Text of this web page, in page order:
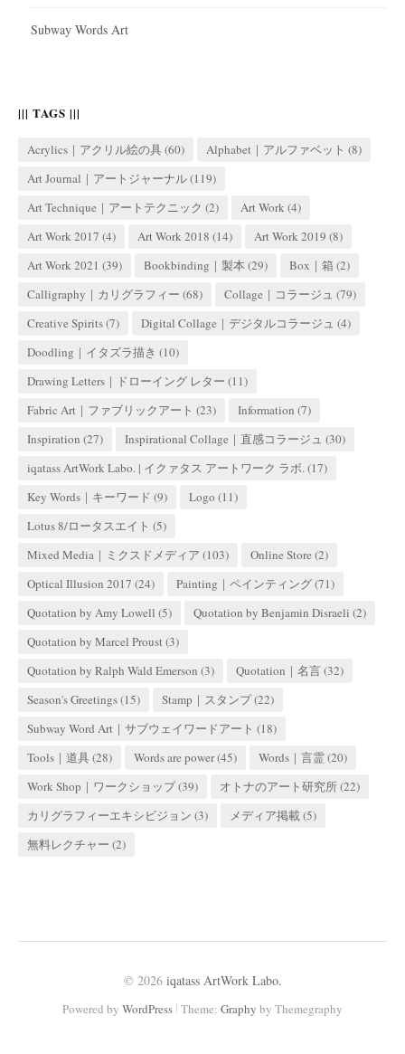
Subway Words Art
||| TAGS |||
Acrylics｜アクリル絵の具(60) Alphabet｜アルファベット (8)
Art Journal｜アートジャーナル(119)
Art Technique｜アートテクニック (2) Art Work(4)
Art Work 2017 (4) Art Work 2018 (14) Art Work 2019 (8)
Art Work 2021 (39) Bookbinding｜製本 (29) Box｜箱 (2)
Calligraphy｜カリグラフィー (68) Collage｜コラージュ (79)
Creative Spirits(7) Digital Collage｜デジタルコラージュ (4)
Doodling｜イタズラ描き (10)
Drawing Letters｜ドローイング レター (11)
Fabric Art｜ファブリックアート (23) Information (7)
Inspiration (27) Inspirational Collage｜直感コラージュ (30)
iqatass ArtWork Labo. | イクァタス アートワーク ラボ.(17)
Key Words｜キーワード (9) Logo (11)
Lotus 8/ロータスエイト (5)
Mixed Media｜ミクスドメディア (103) Online Store (2)
Optical Illusion 2017 (24) Painting｜ペインティング(71)
Quotation by Amy Lowell (5) Quotation by Benjamin Disraeli (2)
Quotation by Marcel Proust(3)
Quotation by Ralph Wald Emerson (3) Quotation｜名言(32)
Season's Greetings(15) Stamp｜スタンプ(22)
Subway Word Art｜サブウェイワードアート (18)
Tools｜道具(28) Words are power(45) Words｜言霊(20)
Work Shop｜ワークショップ(39) オトナのアート研究所(22)
カリグラフィーエキシビジョン (3) メディア掲載(5)
無料レクチャー (2)
© 2026 iqatass ArtWork Labo.
Powered by WordPress | Theme: Graphy by Themegraphy